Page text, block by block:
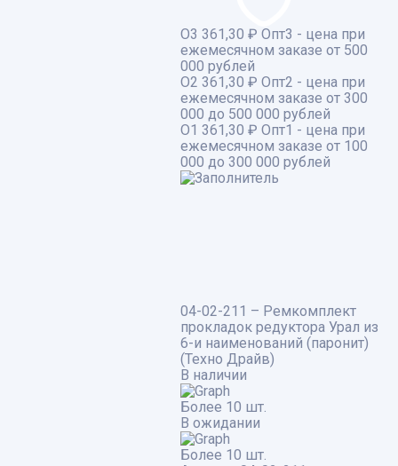
О3 361,30 ₽ Опт3 - цена при
ежемесячном заказе от 500
000 рублей
О2 361,30 ₽ Опт2 - цена при
ежемесячном заказе от 300
000 до 500 000 рублей
О1 361,30 ₽ Опт1 - цена при
ежемесячном заказе от 100
000 до 300 000 рублей
04-02-211 – Ремкомплект
прокладок редуктора Урал из
6-и наименований (паронит)
(Техно Драйв)
В наличии
Более 10 шт.
В ожидании
Более 10 шт.